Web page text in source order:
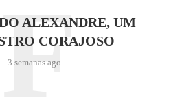
ALEXANDRE, UM
CORAJOSO
3 semanas ago
F